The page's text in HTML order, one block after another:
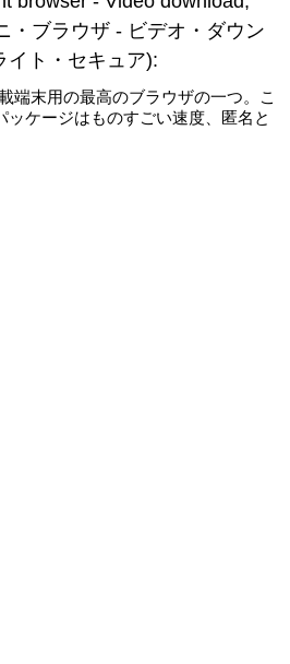
・ブラウザ ‐ ビデオ・ダウン
イト・セキュア):
端末用の最高のブラウザの一つ。こ
ケージはものすごい速度、匿名と